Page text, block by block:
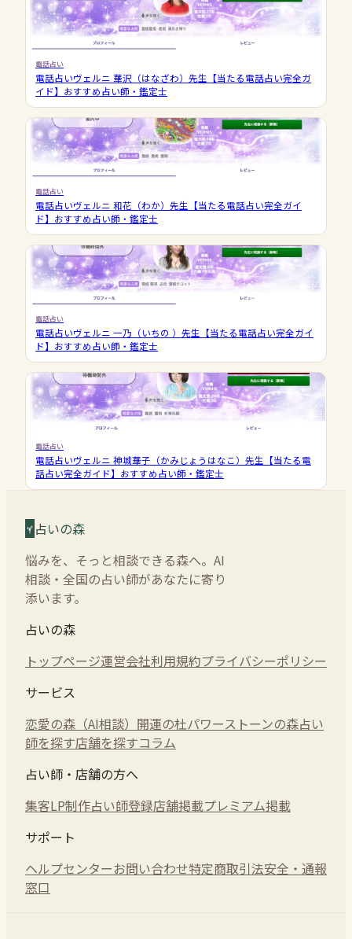
電話占い
電話占いヴェルニ 華沢（はなざわ）先生【当たる電話占い完全ガ
イド】おすすめ占い師・鑑定士
電話占い
電話占いヴェルニ 和花（わか）先生【当たる電話占い完全ガイ
ド】おすすめ占い師・鑑定士
電話占い
電話占いヴェルニ 一乃（いちの ）先生【当たる電話占い完全ガイ
ド】おすすめ占い師・鑑定士
電話占い
電話占いヴェルニ 神城華子（かみじょうはなこ）先生【当たる電
話占い完全ガイド】おすすめ占い師・鑑定士
占いの森
悩みを、そっと相談できる森へ。AI
相談・全国の占い師があなたに寄り
添います。
占いの森
トップページ運営会社利用規約プライバシーポリシー
サービス
恋愛の森（AI相談） 開運の杜パワーストーンの森占い
師を探す店舗を探すコラム
占い師・店舗の方へ
集客LP制作占い師登録店舗掲載プレミアム掲載
サポート
ヘルプセンターお問い合わせ特定商取引法安全・通報
窓口